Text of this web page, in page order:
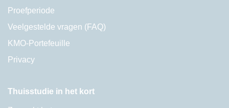
Proefperiode
Veelgestelde vragen (FAQ)
KMO-Portefeuille
Privacy
Thuisstudie in het kort